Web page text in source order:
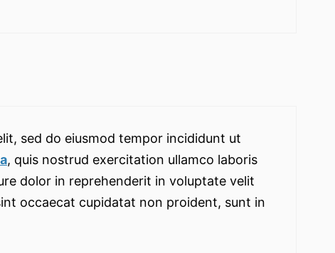
sed do eiusmod tempor incididunt ut
, quis nostrud exercitation ullamco laboris
dolor in reprehenderit in voluptate velit
occaecat cupidatat non proident, sunt in